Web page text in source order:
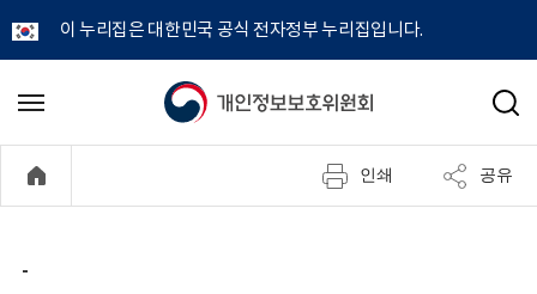
이 누리집은 대한민국 공식 전자정부 누리집입니다.
개
정
메
기
검
인쇄 공유
-